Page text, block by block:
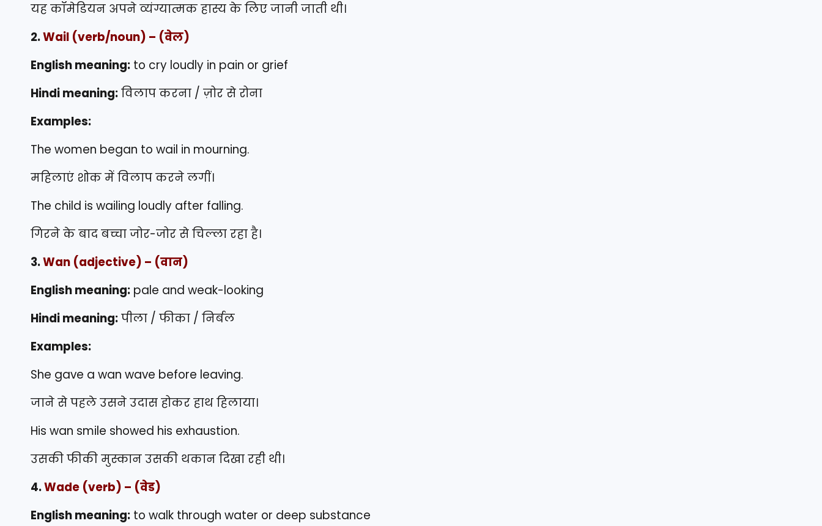
यह कॉमेडियन अपने व्यंग्यात्मक हास्य के लिए जानी जाती थी।
2.Wail (verb/noun) – (वेल)
English meaning: to cry loudly in pain or grief
Hindi meaning:विलाप करना / ज़ोर से रोना
Examples:
The women began to wail in mourning.
महिलाएं शोक में विलाप करने लगीं।
The child is wailing loudly after falling.
गिरने के बाद बच्चा जोर-जोर से चिल्ला रहा है।
3.Wan (adjective) – (वान)
English meaning: pale and weak-looking
Hindi meaning:पीला / फीका / निर्बल
Examples:
She gave a wan wave before leaving.
जाने से पहले उसने उदास होकर हाथ हिलाया।
His wan smile showed his exhaustion.
उसकी फीकी मुस्कान उसकी थकान दिखा रही थी।
4.Wade (verb) – (वेड)
English meaning: to walk through water or deep substance